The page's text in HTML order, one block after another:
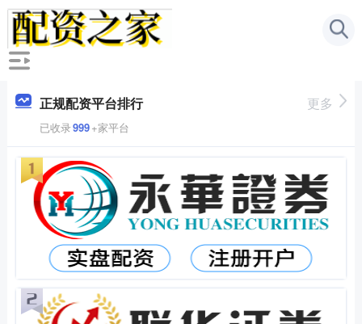
正规配资平台排行
已收录999+家平台
更多